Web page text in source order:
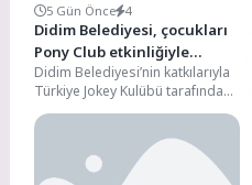
5 Gün Önce 4
Didim Belediyesi, çocukları
Pony Club etkinliğiyle
buluşturdu
Didim Belediyesi’nin katkılarıyla
Türkiye Jokey Kulübü tarafından
düzenlenen Pony Club etkinliği,
Lunapark Otoparkı’nda çocukları